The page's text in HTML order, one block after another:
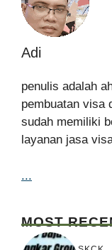
Adi
penulis adalah
pembuatan visa
sudah memiliki
layanan jasa
...
MOST